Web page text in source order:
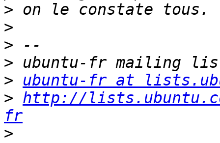
>
>
>
>
>
ubuntu-fr at
> http://
fr
>